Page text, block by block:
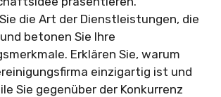
die Art der Dienstleistungen, die
betonen Sie Ihre
Erklären Sie, warum
einzigartig ist und
Sie gegenüber der Konkurrenz